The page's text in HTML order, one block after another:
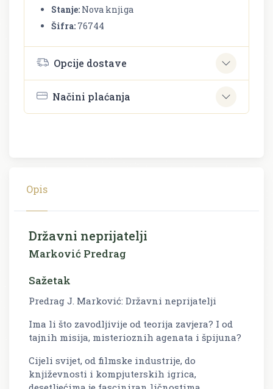
Stanje: Nova knjiga
Šifra: 76744
Opcije dostave
Načini plaćanja
Opis
Državni neprijatelji
Marković Predrag
Sažetak
Predrag J. Marković: Državni neprijatelji
Ima li što zavodljivije od teorija zavjera? I od
tajnih misija, misterioznih agenata i špijuna?
Cijeli svijet, od filmske industrije, do
književnosti i kompjuterskih igrica,